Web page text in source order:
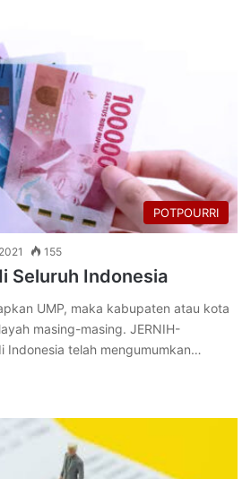
POTPOURRI
155
Seluruh Indonesia
UMP, maka kabupaten atau kota
masing-masing. JERNIH-
Indonesia telah mengumumkan…